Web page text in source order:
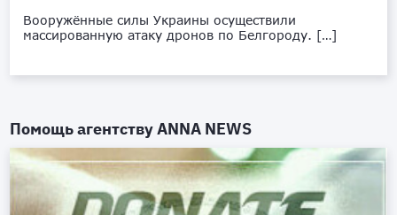
Вооружённые силы Украины осуществили
массированную атаку дронов по Белгороду. […]
Помощь агентствуANNA NEWS